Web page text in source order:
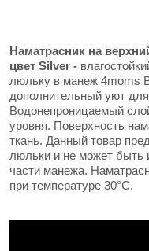
Наматрасник на
цвет Silver -
люльку в манеж 4moms
дополнительный уют
Водонепроницаемый
уровня. Поверхность
ткань. Данный товар
люльки и не может быть
части манежа.
при температуре 30°C.